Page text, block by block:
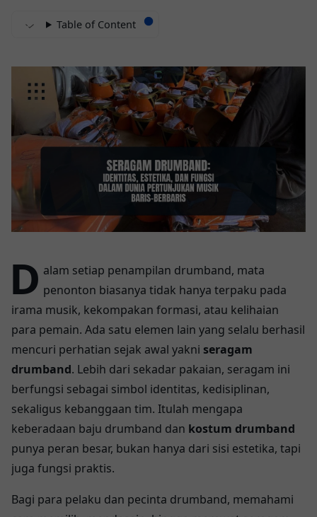
Table of Content
D alam setiap penampilan drumband, mata
penonton biasanya tidak hanya terpaku pada
irama musik, kekompakan formasi, atau kelihaian
para pemain. Ada satu elemen lain yang selalu berhasil
mencuri perhatian sejak awal yakni seragam
drumband. Lebih dari sekadar pakaian, seragam ini
berfungsi sebagai simbol identitas, kedisiplinan,
sekaligus kebanggaan tim. Itulah mengapa
keberadaan baju drumband dan kostum drumband
punya peran besar, bukan hanya dari sisi estetika, tapi
juga fungsi praktis.
Bagi para pelaku dan pecinta drumband, memahami